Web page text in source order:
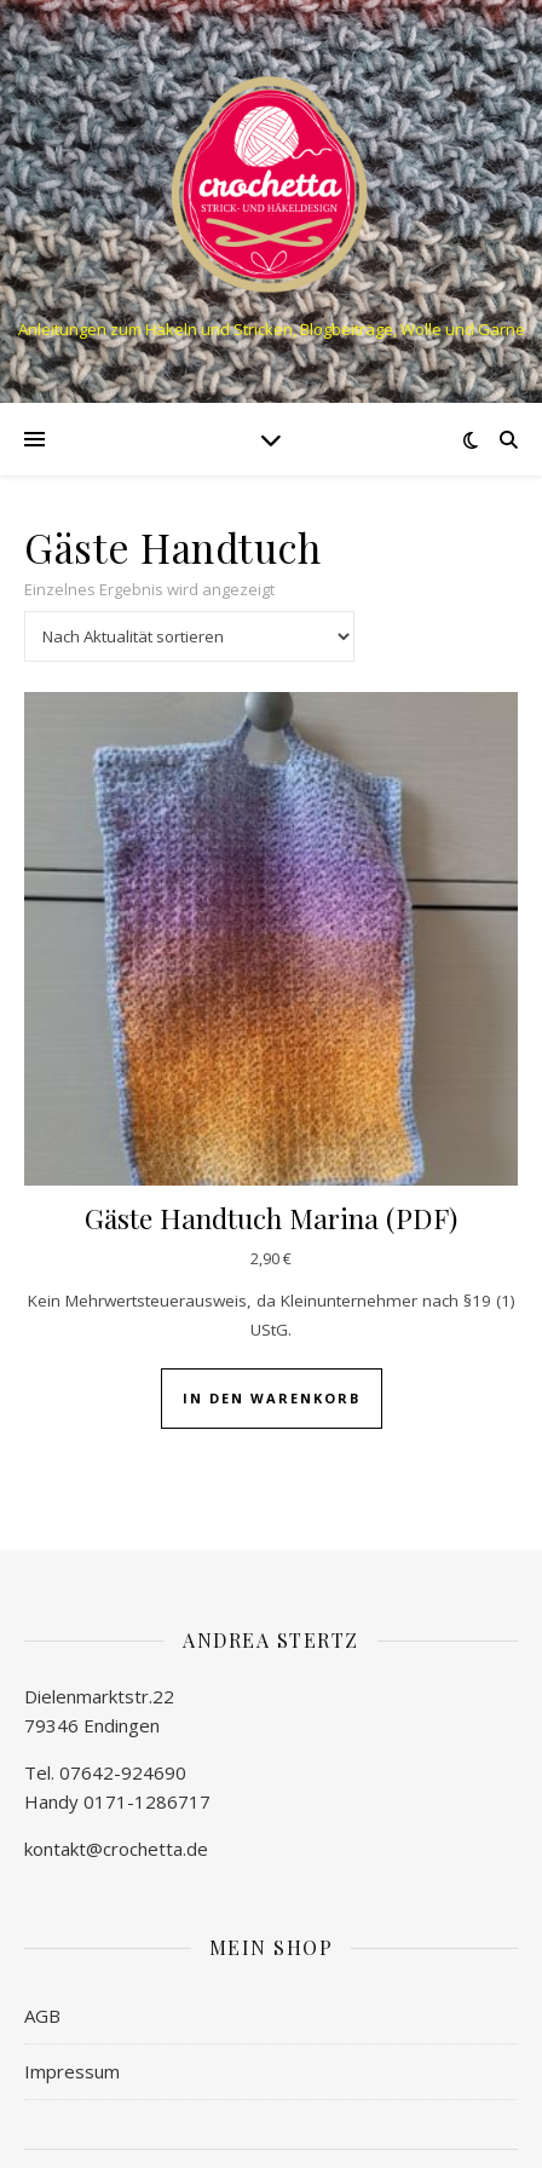
Anleitungen zum Häkeln und Stricken, Blogbeiträge, Wolle und Garne
Gäste Handtuch
Einzelnes Ergebnis wird angezeigt
Gäste Handtuch Marina (PDF)
2,90€
Kein Mehrwertsteuerausweis, da Kleinunternehmer nach §19 (1)
UStG.
IN DEN WARENKORB
ANDREA STERTZ
Dielenmarktstr.22
79346 Endingen
Tel. 07642-924690
Handy 0171-1286717
kontakt@crochetta.de
MEIN SHOP
AGB
Impressum